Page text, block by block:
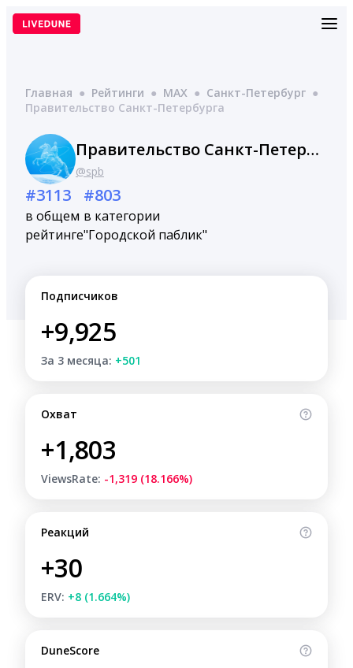
Перейти
Главная ● Рейтинги ● MAX ● Санкт-Петербург ●
Правительство Санкт-Петербурга
Правительство Санкт-Петербурга
@spb
#3113
в общем
рейтинге
#803
в категории
"Городской паблик"
Подписчиков
+9,925
За 3 месяца: +501
Охват
+1,803
ViewsRate: -1,319 (18.166%)
Реакций
+30
ERV: +8 (1.664%)
DuneScore